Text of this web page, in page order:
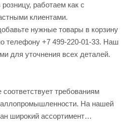
работаем как с
клиентами.
нужные товары в корзину
телефону +7 499-220-01-33. Наш
для уточнения всех деталей.
требованиям
На нашей
широкий ассортимент